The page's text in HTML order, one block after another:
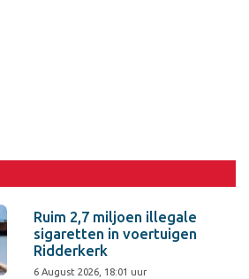
Ruim 2,7 miljoen illegale
sigaretten in voertuigen
Ridderkerk
6 August 2026, 18:01 uur